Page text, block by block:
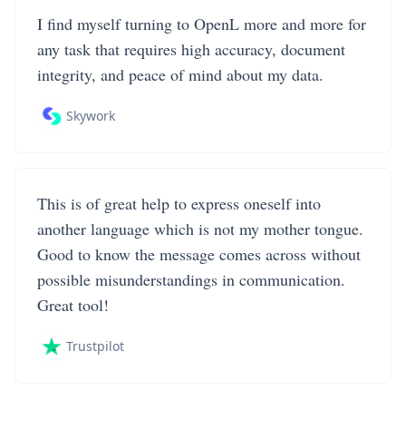
I find myself turning to OpenL more and more for
any task that requires high accuracy, document
integrity, and peace of mind about my data.
Skywork
This is of great help to express oneself into
another language which is not my mother tongue.
Good to know the message comes across without
possible misunderstandings in communication.
Great tool!
Trustpilot